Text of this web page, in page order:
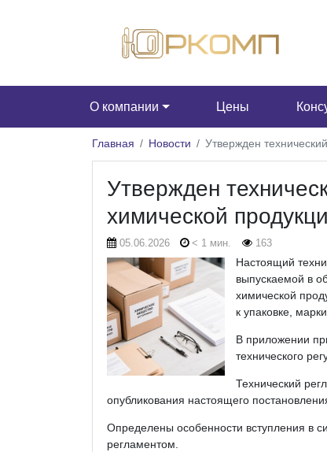
О компании Цены
Главная Новости Утвержден
Утвержден
химической
05.06.2026 < 1 мин. 163
Настоящий
выпускаемой в
химической
к упаковке,
В приложении
технического
Технический
опубликования настоящего
Определены особенности вступления в
регламентом.